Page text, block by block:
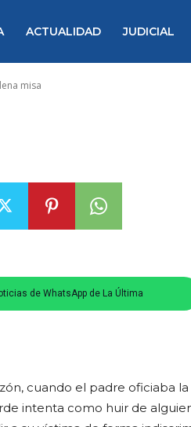
ACTUALIDAD JUDICIAL
misa
plena
de WhatsApp de La Última
cuando el padre oficiaba la
intenta como huir de